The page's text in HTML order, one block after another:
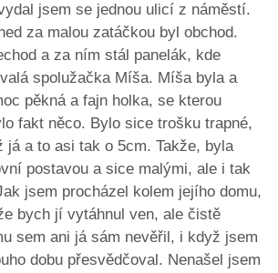
jsem se jednou ulicí z náměstí.
za malou zatáčkou byl obchod.
a za ním stál panelák, kde
spolužačka Míša. Míša byla a
pěkná a fajn holka, se kterou
fakt něco. Bylo sice trošku trapné,
já a to asi tak o 5cm. Takže, byla
postavou a sice malými, ale i tak
jsem procházel kolem jejího domu,
bych jí vytáhnul ven, ale čistě
sem ani já sám nevěřil, i když jsem
dobu přesvědčoval. Nenašel jsem